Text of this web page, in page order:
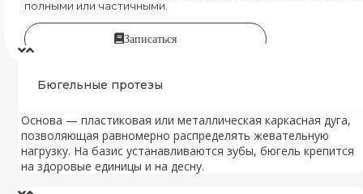
полными или частичными.
Записаться
Бюгельные протезы
Основа — пластиковая или металлическая каркасная дуга,
позволяющая равномерно распределять жевательную
нагрузку. На базис устанавливаются зубы, бюгель крепится
на здоровые единицы и на десну.